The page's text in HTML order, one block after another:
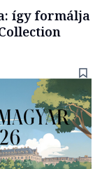
így formálja